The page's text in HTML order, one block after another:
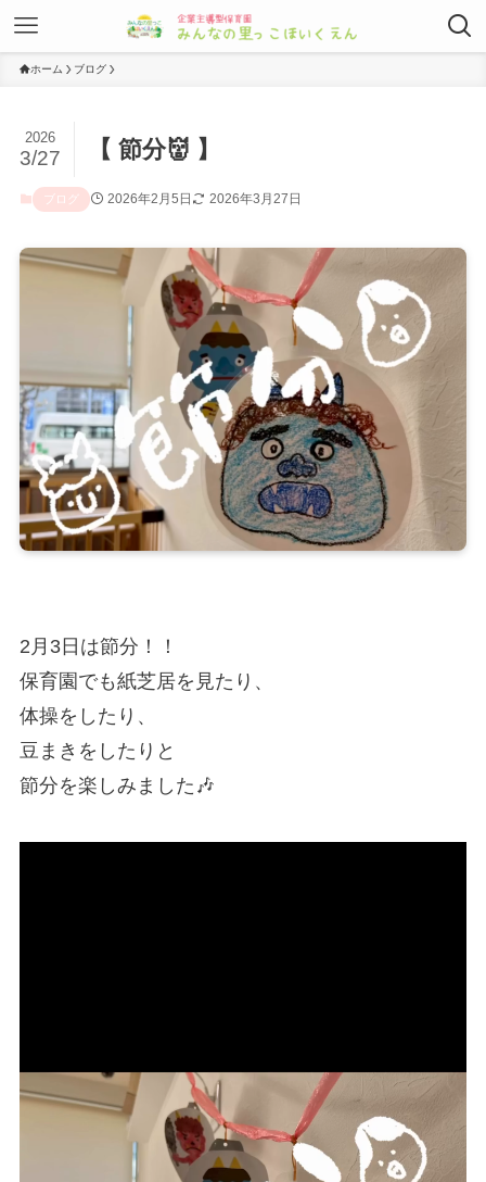
ホーム ブログ
【 節分👹 】
2026
3/27
ブログ 2026年2月5日 2026年3月27日
2月3日は節分！！
保育園でも紙芝居を見たり、
体操をしたり、
豆まきをしたりと
節分を楽しみました🎶